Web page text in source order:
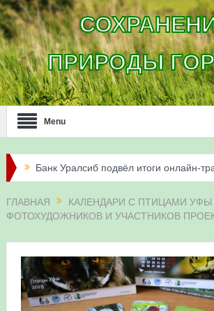
ПРИРОДЫ
Menu
Банк Уралсиб подвёл итоги онлайн-
Итоги акции «Соловьиные вечера-
Три птенца сапсанов Уралсиба
кольца
ГЛАВНАЯ
КАЛЕНДАРИ С ПТИЦАМИ УФЫ
ФОТОХУДОЖНИКОВ И УЧАСТНИКОВ